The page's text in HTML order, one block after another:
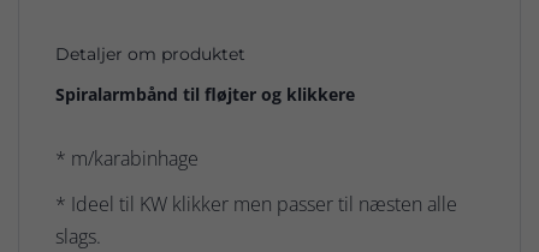
Detaljer om produktet
Spiralarmbånd til fløjter og klikkere
* m/karabinhage
* Ideel til KW klikker men passer til næsten alle
slags.